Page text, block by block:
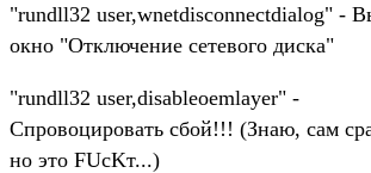
"rundll32 user,wnetdisconnectdialog" -
окно "Отключение сетевого диска"
"rundll32 user,disableoemlayer" -
Спровоцировать сбой!!! (Знаю, сам
но это FUсKт...)